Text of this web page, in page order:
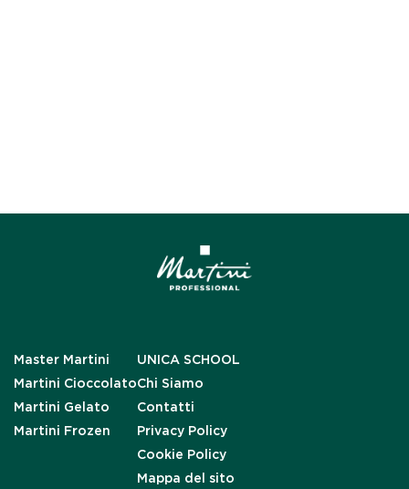
Master Martini
Martini Cioccolato
Martini Gelato
Martini Frozen
UNICA SCHOOL
Chi Siamo
Contatti
Privacy Policy
Cookie Policy
Mappa del sito